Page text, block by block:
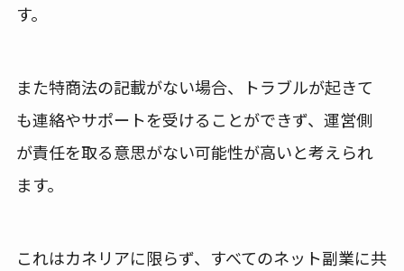
す。
また特商法の記載がない場合、トラブルが起きて
も連絡やサポートを受けることができず、運営側
が責任を取る意思がない可能性が高いと考えられ
ます。
これはカネリアに限らず、すべてのネット副業に共